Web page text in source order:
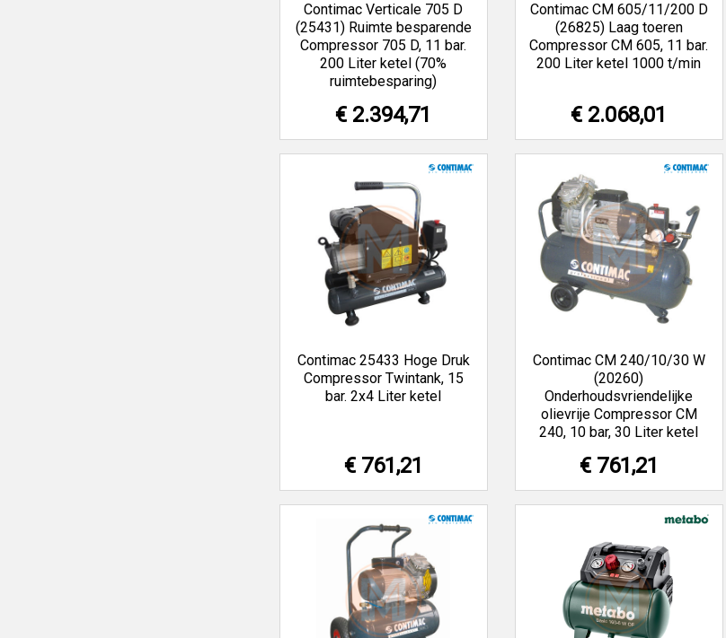
Contimac Verticale 705 D
(25431) Ruimte besparende
Compressor 705 D, 11 bar.
200 Liter ketel (70%
ruimtebesparing)
€ 2.394,71
Contimac CM 605/11/200 D
(26825) Laag toeren
Compressor CM 605, 11 bar.
200 Liter ketel 1000 t/min
€ 2.068,01
Contimac 25433 Hoge Druk
Compressor Twintank, 15
bar. 2x4 Liter ketel
€ 761,21
Contimac CM 240/10/30 W
(20260)
Onderhoudsvriendelijke
olievrije Compressor CM
240, 10 bar, 30 Liter ketel
€ 761,21